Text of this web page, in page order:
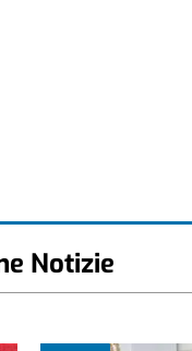
Notizie